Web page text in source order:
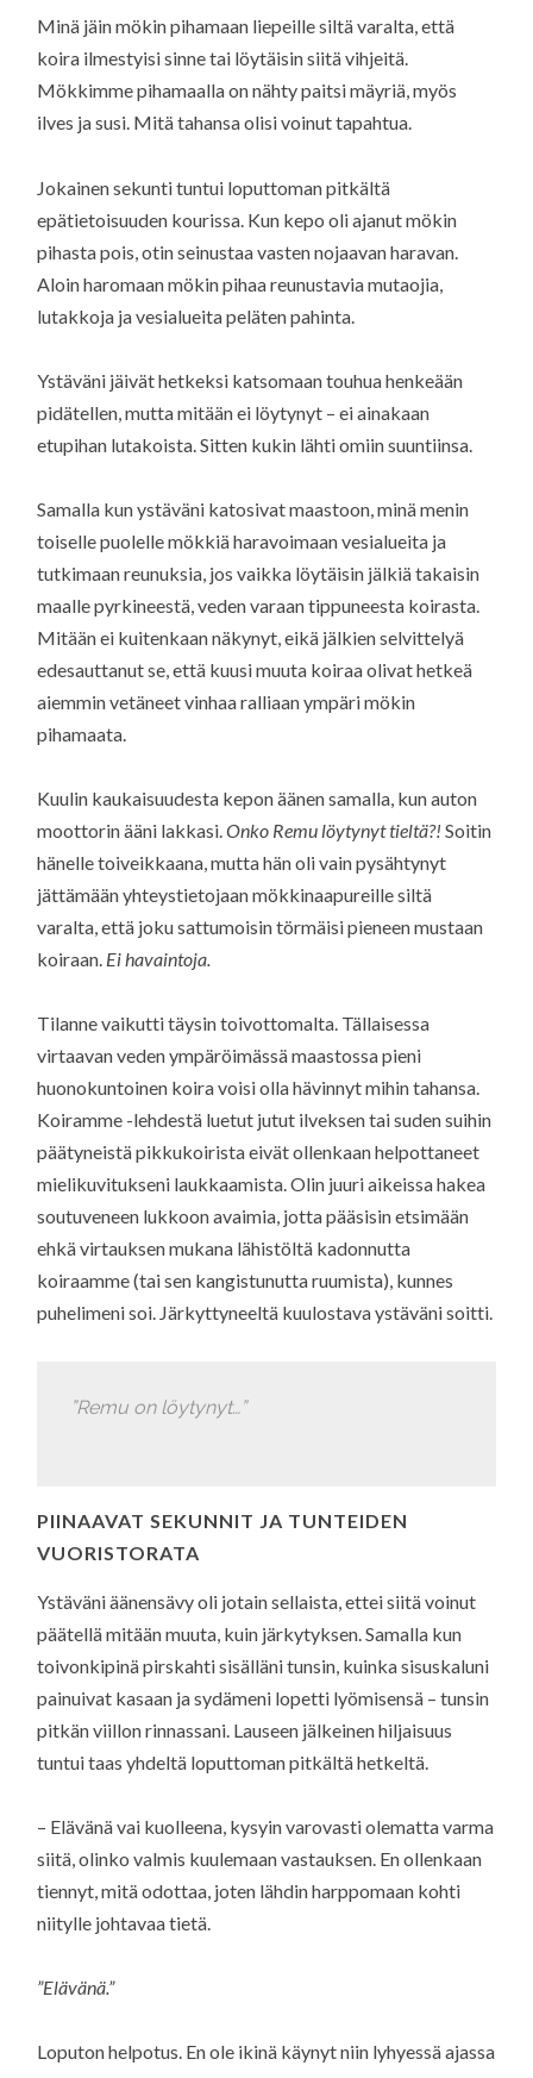
Minä jäin mökin pihamaan liepeille siltä varalta, että
koira ilmestyisi sinne tai löytäisin siitä vihjeitä.
Mökkimme pihamaalla on nähty paitsi mäyriä, myös
ilves ja susi. Mitä tahansa olisi voinut tapahtua.
Jokainen sekunti tuntui loputtoman pitkältä
epätietoisuuden kourissa. Kun kepo oli ajanut mökin
pihasta pois, otin seinustaa vasten nojaavan haravan.
Aloin haromaan mökin pihaa reunustavia mutaojia,
lutakkoja ja vesialueita peläten pahinta.
Ystäväni jäivät hetkeksi katsomaan touhua henkeään
pidätellen, mutta mitään ei löytynyt – ei ainakaan
etupihan lutakoista. Sitten kukin lähti omiin suuntiinsa.
Samalla kun ystäväni katosivat maastoon, minä menin
toiselle puolelle mökkiä haravoimaan vesialueita ja
tutkimaan reunuksia, jos vaikka löytäisin jälkiä takaisin
maalle pyrkineestä, veden varaan tippuneesta koirasta.
Mitään ei kuitenkaan näkynyt, eikä jälkien selvittelyä
edesauttanut se, että kuusi muuta koiraa olivat hetkeä
aiemmin vetäneet vinhaa ralliaan ympäri mökin
pihamaata.
Kuulin kaukaisuudesta kepon äänen samalla, kun auton
moottorin ääni lakkasi.Onko Remu löytynyt tieltä?! Soitin
hänelle toiveikkaana, mutta hän oli vain pysähtynyt
jättämään yhteystietojaan mökkinaapureille siltä
varalta, että joku sattumoisin törmäisi pieneen mustaan
koiraan. Ei havaintoja.
Tilanne vaikutti täysin toivottomalta. Tällaisessa
virtaavan veden ympäröimässä maastossa pieni
huonokuntoinen koira voisi olla hävinnyt mihin tahansa.
Koiramme -lehdestä luetut jutut ilveksen tai suden suihin
päätyneistä pikkukoirista eivät ollenkaan helpottaneet
mielikuvitukseni laukkaamista. Olin juuri aikeissa hakea
soutuveneen lukkoon avaimia, jotta pääsisin etsimään
ehkä virtauksen mukana lähistöltä kadonnutta
koiraamme (tai sen kangistunutta ruumista), kunnes
puhelimeni soi. Järkyttyneeltä kuulostava ystäväni soitti.
”Remu on löytynyt…”
PIINAAVAT SEKUNNIT JA TUNTEIDEN
VUORISTORATA
Ystäväni äänensävy oli jotain sellaista, ettei siitä voinut
päätellä mitään muuta, kuin järkytyksen. Samalla kun
toivonkipinä pirskahti sisälläni tunsin, kuinka sisuskaluni
painuivat kasaan ja sydämeni lopetti lyömisensä – tunsin
pitkän viillon rinnassani. Lauseen jälkeinen hiljaisuus
tuntui taas yhdeltä loputtoman pitkältä hetkeltä.
– Elävänä vai kuolleena, kysyin varovasti olematta varma
siitä, olinko valmis kuulemaan vastauksen. En ollenkaan
tiennyt, mitä odottaa, joten lähdin harppomaan kohti
niitylle johtavaa tietä.
”Elävänä.”
Loputon helpotus. En ole ikinä käynyt niin lyhyessä ajassa